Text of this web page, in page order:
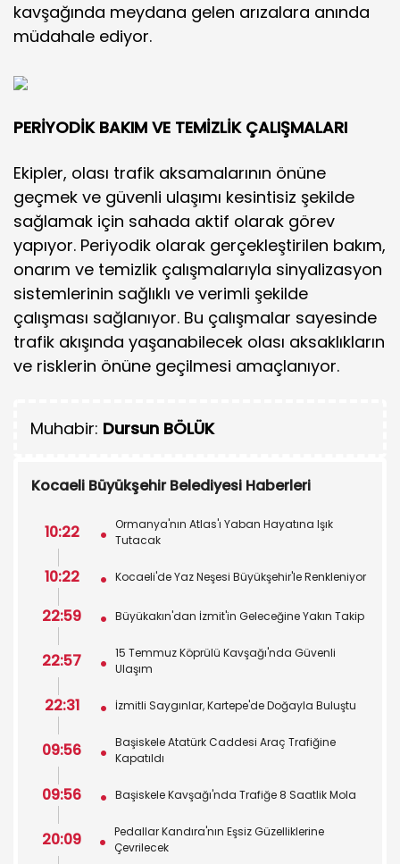
kavşağında meydana gelen arızalara anında
müdahale ediyor.
PERİYODİK BAKIM VE TEMİZLİK ÇALIŞMALARI
Ekipler, olası trafik aksamalarının önüne
geçmek ve güvenli ulaşımı kesintisiz şekilde
sağlamak için sahada aktif olarak görev
yapıyor. Periyodik olarak gerçekleştirilen bakım,
onarım ve temizlik çalışmalarıyla sinyalizasyon
sistemlerinin sağlıklı ve verimli şekilde
çalışması sağlanıyor. Bu çalışmalar sayesinde
trafik akışında yaşanabilecek olası aksaklıkların
ve risklerin önüne geçilmesi amaçlanıyor.
Muhabir: Dursun BÖLÜK
Kocaeli Büyükşehir Belediyesi Haberleri
10:22
Ormanya'nın Atlas'ı Yaban Hayatına Işık
Tutacak
10:22 Kocaeli'de Yaz Neşesi Büyükşehir'le Renkleniyor
22:59 Büyükakın'dan İzmit'in Geleceğine Yakın Takip
22:57
15 Temmuz Köprülü Kavşağı'nda Güvenli
Ulaşım
22:31 İzmitli Saygınlar, Kartepe'de Doğayla Buluştu
09:56
Başiskele Atatürk Caddesi Araç Trafiğine
Kapatıldı
09:56 Başiskele Kavşağı'nda Trafiğe 8 Saatlik Mola
20:09
Pedallar Kandıra'nın Eşsiz Güzelliklerine
Çevrilecek